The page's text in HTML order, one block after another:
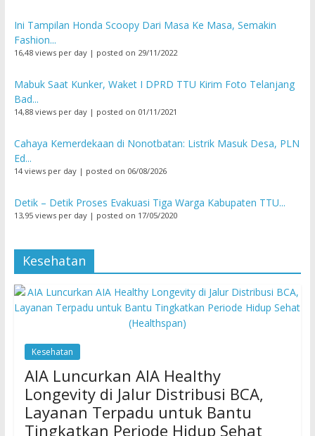
Ini Tampilan Honda Scoopy Dari Masa Ke Masa, Semakin
Fashion...
16,48 views per day| posted on 29/11/2022
Mabuk Saat Kunker, Waket I DPRD TTU Kirim Foto Telanjang
Bad...
14,88 views per day| posted on 01/11/2021
Cahaya Kemerdekaan di Nonotbatan: Listrik Masuk Desa, PLN
Ed...
14 views per day| posted on 06/08/2026
Detik – Detik Proses Evakuasi Tiga Warga Kabupaten TTU...
13,95 views per day| posted on 17/05/2020
Kesehatan
Kesehatan
AIA Luncurkan AIA Healthy
Longevity di Jalur Distribusi BCA,
Layanan Terpadu untuk Bantu
Tingkatkan Periode Hidup Sehat